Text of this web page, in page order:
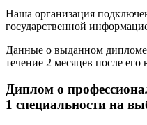
Наша организация
государственной
Данные о выданном дипломе
течение 2 месяцев после его
Диплом о
1 специальности на